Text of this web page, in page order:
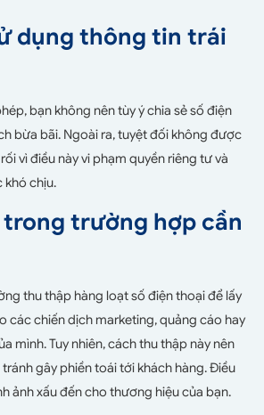
dụng thông tin trái
bạn không nên tùy ý chia sẻ số điện
bừa bãi. Ngoài ra, tuyệt đối không được
vì điều này vi phạm quyền riêng tư và
khó chịu.
trong trường hợp cần
thu thập hàng loạt số điện thoại để lấy
các chiến dịch marketing, quảng cáo hay
mình. Tuy nhiên, cách thu thập này nên
gây phiền toái tới khách hàng. Điều
ảnh xấu đến cho thương hiệu của bạn.